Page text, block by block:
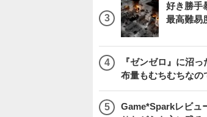
好き勝手
最高難易
『ゼンゼロ』に沼
布量もむちむちなの
Game*Sparkレビュ